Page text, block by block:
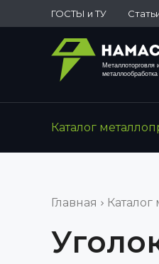
ГОСТЫ и ТУ
Металлоторговля
Каталог
Главная Каталог